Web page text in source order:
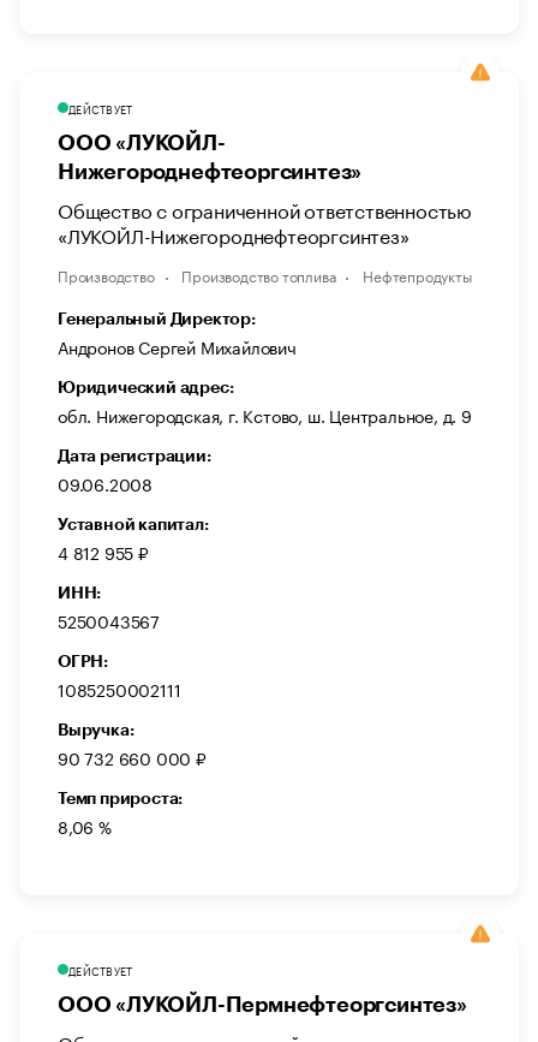
ДЕЙСТВУЕТ
ООО «ЛУКОЙЛ-
Нижегороднефтеоргсинтез»
Общество с ограниченной ответственностью
«ЛУКОЙЛ-Нижегороднефтеоргсинтез»
Производство Производство топлива Нефтепродукты
Генеральный Директор:
Андронов Сергей Михайлович
Юридический адрес:
обл. Нижегородская, г. Кстово, ш. Центральное, д. 9
Дата регистрации:
09.06.2008
Уставной капитал:
4 812 955 ₽
ИНН:
5250043567
ОГРН:
1085250002111
Выручка:
90 732 660 000 ₽
Темп прироста:
8,06 %
ДЕЙСТВУЕТ
ООО «ЛУКОЙЛ-Пермнефтеоргсинтез»